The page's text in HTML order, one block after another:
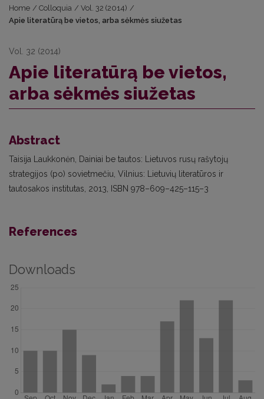
Home / Colloquia / Vol. 32 (2014) /
Apie literatūrą be vietos, arba sėkmės siužetas
Vol. 32 (2014)
Apie literatūrą be vietos,
arba sėkmės siužetas
Abstract
Taisija Laukkonėn, Dainiai be tautos: Lietuvos rusų rašytojų
strategijos (po) sovietmečiu, Vilnius: Lietuvių literatūros ir
tautosakos institutas, 2013, ISBN 978–609–425–115–3
References
Downloads